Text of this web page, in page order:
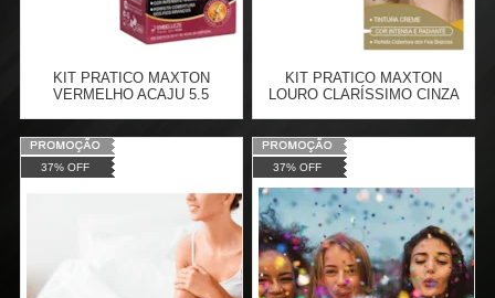
KIT PRATICO MAXTON
VERMELHO ACAJU 5.5
Varejo:
Atacado: R$
COSMÉTICOS
KIT PRATICO MAXTON
LOURO CLARÍSSIMO CINZA
Varejo:
Atacado: R$
Revendedor)
10 x de R$ 255,09
Cat:COSMÉTICOS
COMPRAR
37% OFF 37% OFF